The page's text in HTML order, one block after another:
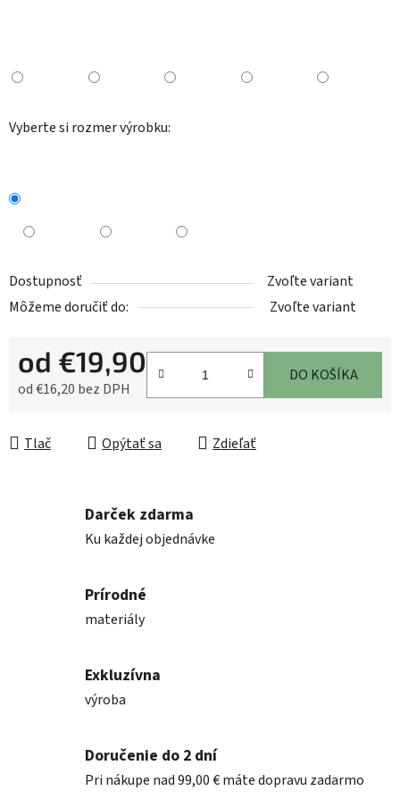
Vyberte si rozmer výrobku:
Dostupnosť
Zvoľte variant
Môžeme doručiť do:
Zvoľte variant
od €19,90
od€16,20 bez DPH
DO KOŠÍKA
Tlač Opýtať sa Zdieľať
Darček zdarma
Ku každej objednávke
Prírodné
materiály
Exkluzívna
výroba
Doručenie do 2 dní
Pri nákupe nad 99,00 € máte dopravu zadarmo